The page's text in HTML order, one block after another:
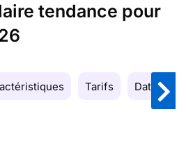
tendance pour
Tarifs Date de